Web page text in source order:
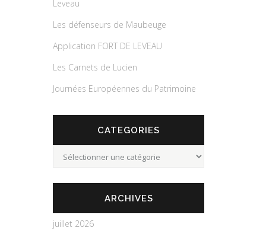
Leveau
Les défenseurs de Maubeuge
Application FORT DE LEVEAU
Les Carnets de Lucien
Journées Européennes du Patrimoine
CATEGORIES
ARCHIVES
juillet 2026